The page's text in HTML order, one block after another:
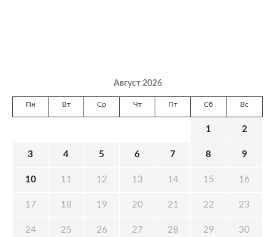
Август 2026
Пн Вт Ср Чт Пт Сб Вс
1 2
3 4 5 6 7 8 9
10 11 12 13 14 15 16
17 18 19 20 21 22 23
24 25 26 27 28 29 30